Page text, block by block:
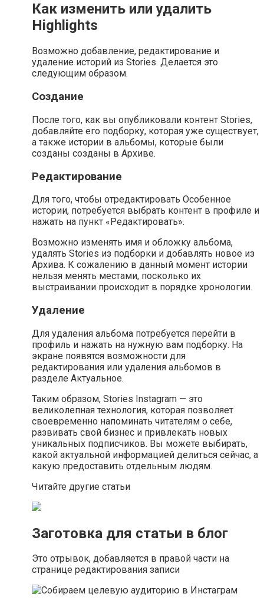
Как изменить или удалить
Highlights
Возможно добавление, редактирование и
удаление историй из Stories. Делается это
следующим образом.
Создание
После того, как вы опубликовали контент Stories,
добавляйте его подборку, которая уже существует,
а также истории в альбомы, которые были
созданы созданы в Архиве.
Редактирование
Для того, чтобы отредактировать Особенное
истории, потребуется выбрать контент в профиле и
нажать на пункт «Редактировать».
Возможно изменять имя и обложку альбома,
удалять Stories из подборки и добавлять новое из
Архива. К сожалению в данный момент истории
нельзя менять местами, посколько их
выстраивании происходит в порядке хронологии.
Удаление
Для удаления альбома потребуется перейти в
профиль и нажать на нужную вам подборку. На
экране появятся возможности для
редактирования или удаления альбомов в
разделе Актуальное.
Таким образом, Stories Instagram — это
великолепная технология, которая позволяет
своевременно напоминать читателям о себе,
развивать свой бизнес и привлекать новых
уникальных подписчиков. Вы можете выбирать,
какой актуальной информацией делиться сейчас, а
какую предоставить отдельным людям.
Читайте другие статьи
Заготовка для статьи в блог
Это отрывок, добавляется в правой части на
странице редактирования записи